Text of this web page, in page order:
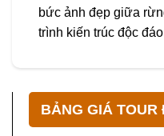
bức ảnh đẹp giữa
trình kiến trúc độc
BẢNG GIÁ